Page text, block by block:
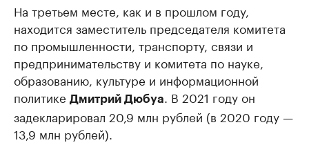
На третьем месте, как и в прошлом году,
находится заместитель председателя комитета
по промышленности, транспорту, связи и
предпринимательству и комитета по науке,
образованию, культуре и информационной
политике Дмитрий Дюбуа
. В 2021 году он
задекларировал 20,9 млн рублей (в 2020 году —
13,9 млн рублей).